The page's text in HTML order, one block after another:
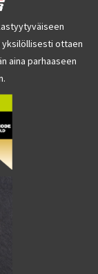
yksilöllisesti ottaen
aina parhaaseen